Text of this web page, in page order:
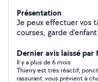
Présentation
Je peux effectuer vos
courses, garde
Dernier avis laissé par
Il y a plus de 6 mois
Thierry est très réactif, ponctuel,
rassurant .vous prévient à